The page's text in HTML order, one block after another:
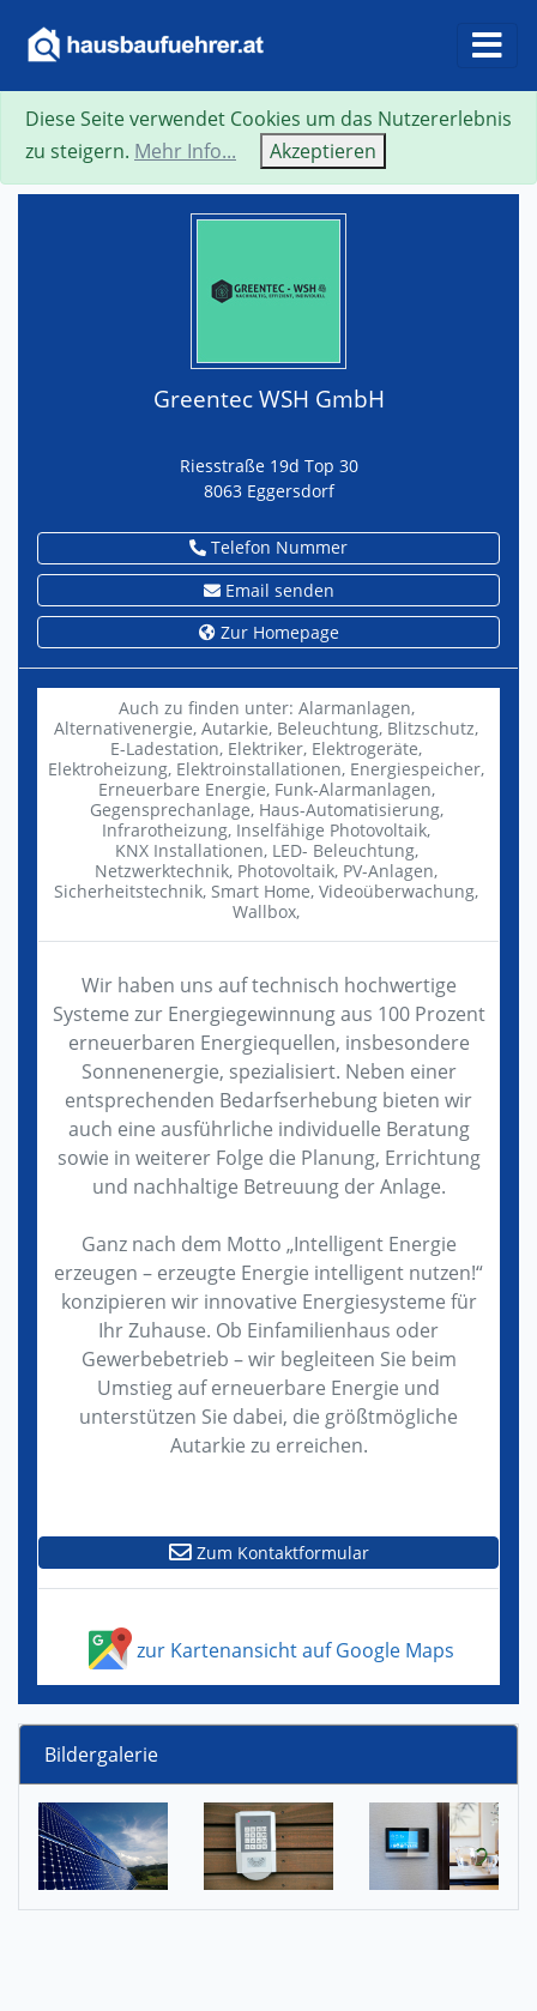
Suche Neue Suche Zurück
Greentec WSH GmbH
Riesstraße 19d Top 30
8063 Eggersdorf
Telefon Nummer
Email senden
Zur Homepage
Auch zu finden unter: Alarmanlagen,
Alternativenergie, Autarkie, Beleuchtung, Blitzschutz,
E-Ladestation, Elektriker, Elektrogeräte,
Elektroheizung, Elektroinstallationen, Energiespeicher,
Erneuerbare Energie, Funk-Alarmanlagen,
Gegensprechanlage, Haus-Automatisierung,
Infrarotheizung, Inselfähige Photovoltaik,
KNX Installationen, LED- Beleuchtung,
Netzwerktechnik, Photovoltaik, PV-Anlagen,
Sicherheitstechnik, Smart Home, Videoüberwachung,
Wallbox,
Wir haben uns auf technisch hochwertige
Systeme zur Energiegewinnung aus 100 Prozent
erneuerbaren Energiequellen, insbesondere
Sonnenenergie, spezialisiert. Neben einer
entsprechenden Bedarfserhebung bieten wir
auch eine ausführliche individuelle Beratung
sowie in weiterer Folge die Planung, Errichtung
und nachhaltige Betreuung der Anlage.
Ganz nach dem Motto „Intelligent Energie
erzeugen – erzeugte Energie intelligent nutzen!“
konzipieren wir innovative Energiesysteme für
Ihr Zuhause. Ob Einfamilienhaus oder
Gewerbebetrieb – wir begleiteen Sie beim
Umstieg auf erneuerbare Energie und
unterstützen Sie dabei, die größtmögliche
Autarkie zu erreichen.
Zum Kontaktformular
zur Kartenansicht auf Google Maps
Bildergalerie
Diese Seite verwendet Cookies um das Nutzererlebnis
zu steigern. Mehr Info... Akzeptieren